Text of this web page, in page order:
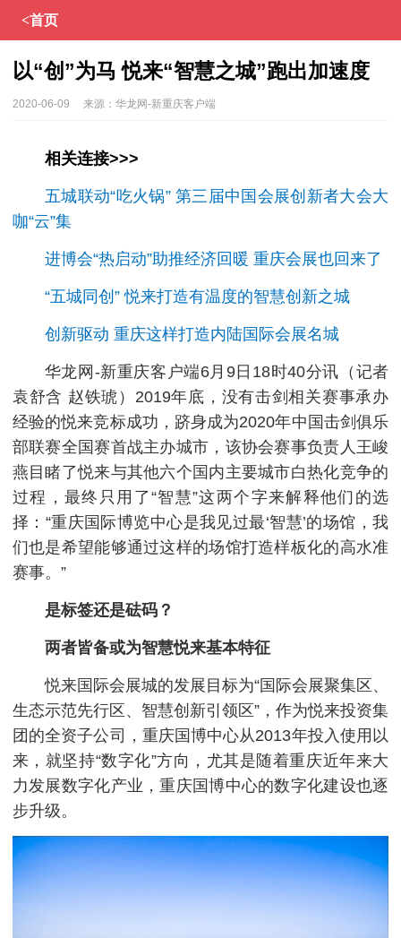
<首页
以“创”为马 悦来“智慧之城”跑出加速度
来源： 华龙网-新重庆客户端
2020-06-09
相关连接>>>
五城联动“吃火锅” 第三届中国会展创新者大会大
咖“云”集
进博会“热启动”助推经济回暖 重庆会展也回来了
“五城同创” 悦来打造有温度的智慧创新之城
创新驱动 重庆这样打造内陆国际会展名城
华龙网-新重庆客户端6月9日18时40分讯（记者
袁舒含 赵铁琥）2019年底，没有击剑相关赛事承办
经验的悦来竞标成功，跻身成为2020年中国击剑俱乐
部联赛全国赛首战主办城市，该协会赛事负责人王峻
燕目睹了悦来与其他六个国内主要城市白热化竞争的
过程，最终只用了“智慧”这两个字来解释他们的选
择：“重庆国际博览中心是我见过最‘智慧’的场馆，我
们也是希望能够通过这样的场馆打造样板化的高水准
赛事。”
是标签还是砝码？
两者皆备或为智慧悦来基本特征
悦来国际会展城的发展目标为“国际会展聚集区、
生态示范先行区、智慧创新引领区”，作为悦来投资集
团的全资子公司，重庆国博中心从2013年投入使用以
来，就坚持“数字化”方向，尤其是随着重庆近年来大
力发展数字化产业，重庆国博中心的数字化建设也逐
步升级。